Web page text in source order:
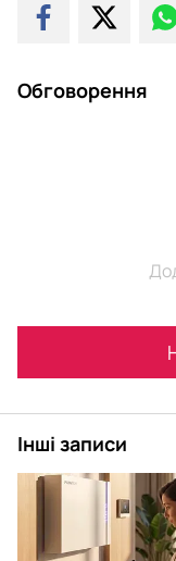
Обговорення
Інші записи